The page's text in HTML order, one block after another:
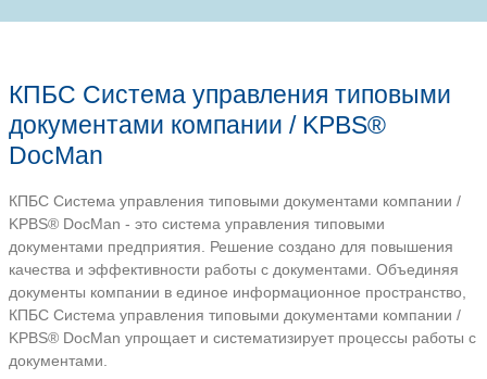
документами компании / KPBS® DocMan
КПБС Система
документами компании /
DocMan